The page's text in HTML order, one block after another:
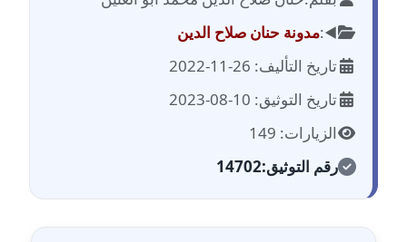
عاملة
مدونة احمد زكريا
مدونة أحمد زيدان
مدونة أحمد سيد
عاملة
◀️:مدونة حنان صلاح الدين
تاريخ التأليف: 26-11-2022
تاريخ التوثيق: 10-08-2023
الزيارات: 149
رقم التوثيق:14702